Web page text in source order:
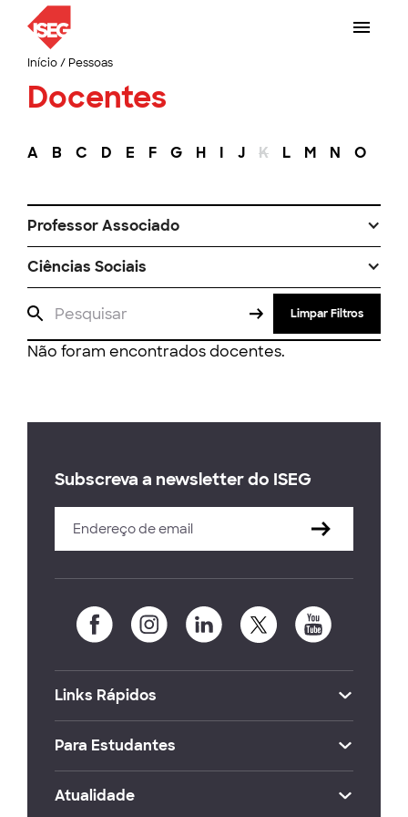
Início/ Pessoas
Docentes
A B C D E F G H I J K L M N O
Professor Associado
Ciências Sociais
Limpar Filtros
Não foram encontrados docentes.
Subscreva a newsletter do ISEG
Links Rápidos
Para Estudantes
Atualidade